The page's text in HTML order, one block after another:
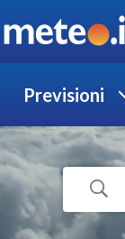
Previsioni